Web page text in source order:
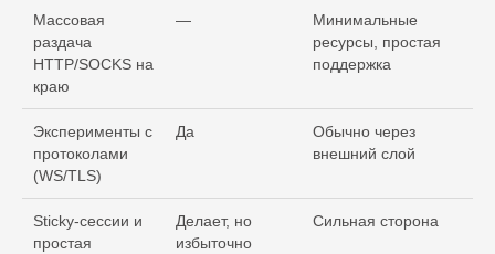
Массовая
раздача
HTTP/SOCKS на
краю
—
Минимальные
ресурсы, простая
поддержка
Эксперименты с
протоколами
(WS/TLS)
Да
Обычно через
внешний слой
Sticky-сессии и
простая
Делает, но
избыточно
Сильная сторона